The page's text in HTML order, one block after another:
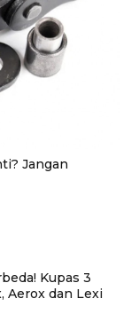
Jangan
Kupas 3
Aerox dan Lexi